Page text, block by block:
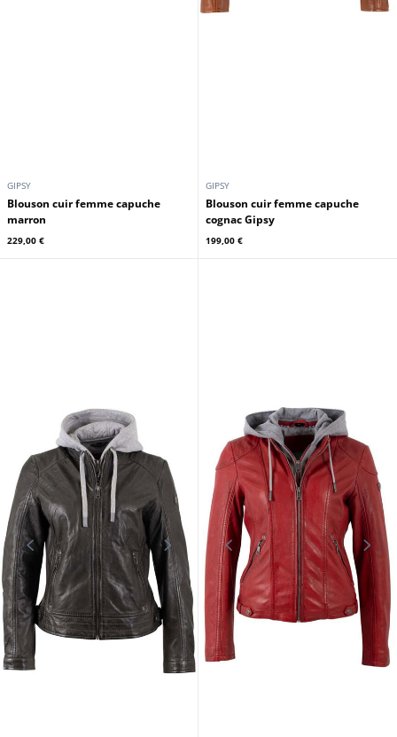
GIPSY
Blouson cuir femme capuche
marron
229,00 €
GIPSY
Blouson cuir femme capuche
cognac Gipsy
199,00 €